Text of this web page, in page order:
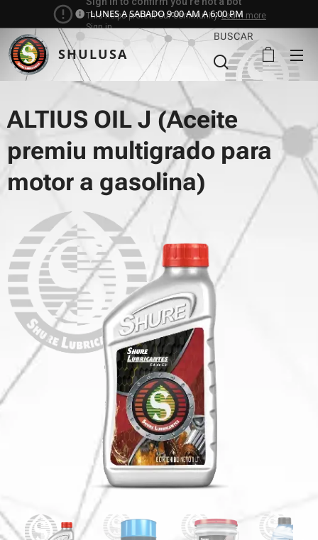
LUNES A SABADO 9:00 AM A 6:00 PM
SHULUSA
BUSCAR
ALTIUS OIL J (Aceite
premiu multigrado para
motor a gasolina)